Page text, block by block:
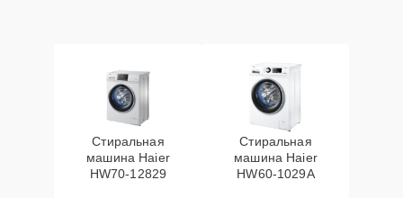
Стиральная
машина Haier
HW70-12829
Стиральная
машина Haier
HW60-1029A